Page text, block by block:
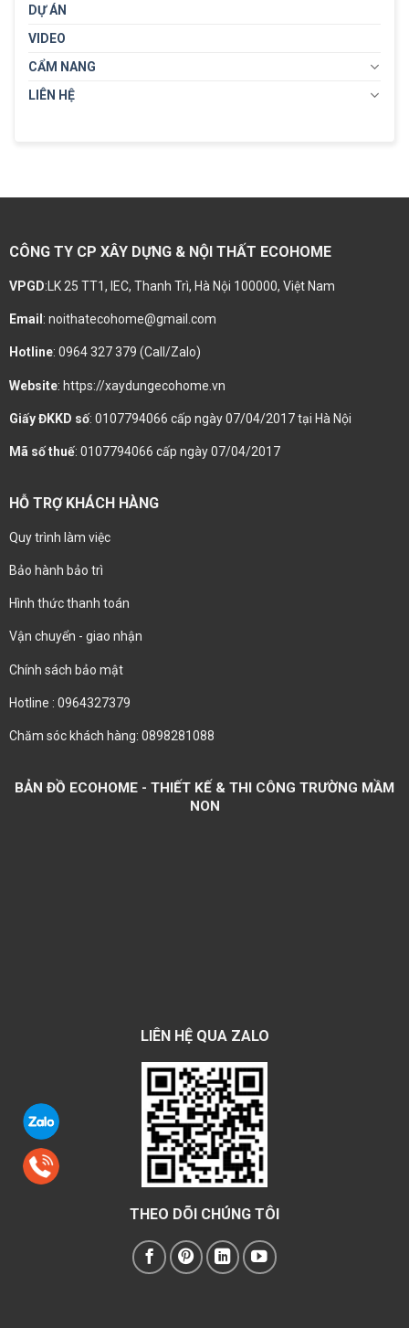
DỰ ÁN
VIDEO
CẨM NANG
LIÊN HỆ
CÔNG TY CP XÂY DỰNG & NỘI THẤT ECOHOME
VPGD:LK 25 TT1, IEC, Thanh Trì, Hà Nội 100000, Việt Nam
Email : noithatecohome@gmail.com
Hotline: 0964 327 379 (Call/Zalo)
Website: https://xaydungecohome.vn
Giấy ĐKKD số: 0107794066 cấp ngày 07/04/2017 tại Hà Nội
Mã số thuế: 0107794066 cấp ngày 07/04/2017
HỖ TRỢ KHÁCH HÀNG
Quy trình làm việc
Bảo hành bảo trì
Hình thức thanh toán
Vận chuyển - giao nhận
Chính sách bảo mật
Hotline : 0964327379
Chăm sóc khách hàng: 0898281088
BẢN ĐỒ ECOHOME - THIẾT KẾ & THI CÔNG TRƯỜNG MẦM
NON
LIÊN HỆ QUA ZALO
THEO DÕI CHÚNG TÔI